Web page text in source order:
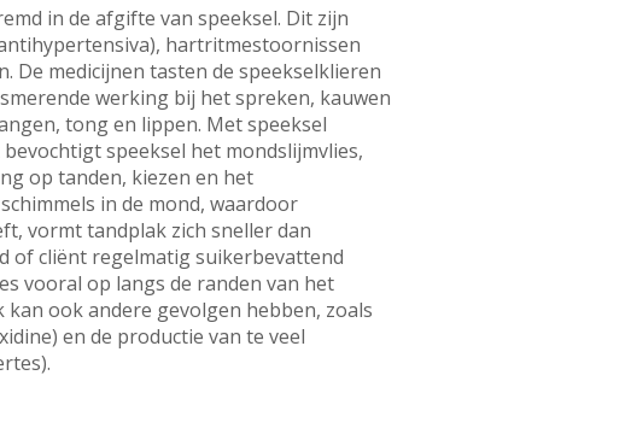
in de afgifte van speeksel. Dit zijn
hartritmestoornissen
De medicijnen tasten de speekselklieren
werking bij het spreken, kauwen
tong en lippen. Met speeksel
speeksel het mondslijmvlies,
op tanden, kiezen en het
in de mond, waardoor
vormt tandplak zich sneller dan
of cliënt regelmatig suikerbevattend
vooral op langs de randen van het
ook andere gevolgen hebben, zoals
en de productie van te veel